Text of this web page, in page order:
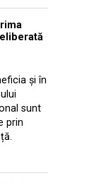
și în
sunt
prin